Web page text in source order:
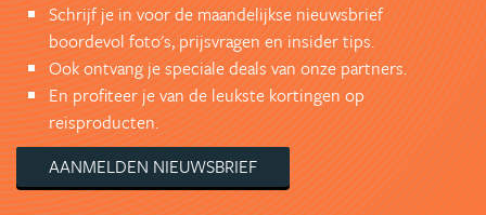
Schrijf je in voor de maandelijkse nieuwsbrief
boordevol foto's, prijsvragen en insider tips.
Ook ontvang je speciale deals van onze partners.
En profiteer je van de leukste kortingen op
reisproducten.
AANMELDEN NIEUWSBRIEF